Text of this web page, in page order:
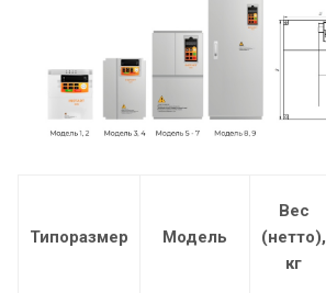
Типоразмер Модель
Вес
(нетто),
кг